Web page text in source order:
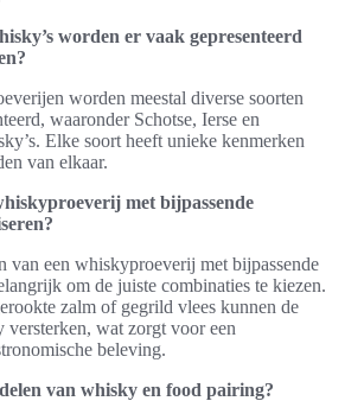
worden er vaak gepresenteerd
worden meestal diverse soorten
waaronder Schotse, Ierse en
Elke soort heeft unieke kenmerken
van elkaar.
met bijpassende
van een whiskyproeverij met bijpassende
om de juiste combinaties te kiezen.
zalm of gegrild vlees kunnen de
versterken, wat zorgt voor een
beleving.
van whisky en food pairing?